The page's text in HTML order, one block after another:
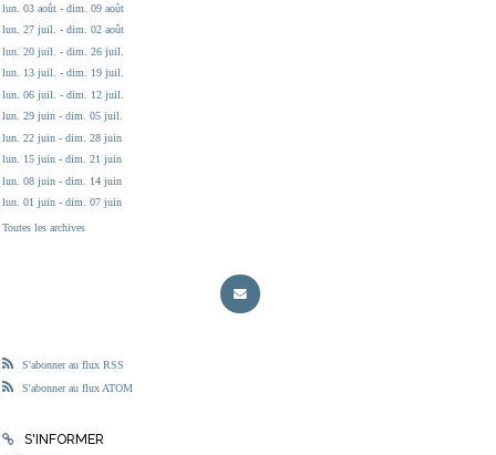
lun. 03 août - dim. 09 août
lun. 27 juil. - dim. 02 août
lun. 20 juil. - dim. 26 juil.
lun. 13 juil. - dim. 19 juil.
lun. 06 juil. - dim. 12 juil.
lun. 29 juin - dim. 05 juil.
lun. 22 juin - dim. 28 juin
lun. 15 juin - dim. 21 juin
lun. 08 juin - dim. 14 juin
lun. 01 juin - dim. 07 juin
Toutes les archives
S'abonner au flux RSS
S'abonner au flux ATOM
S'INFORMER